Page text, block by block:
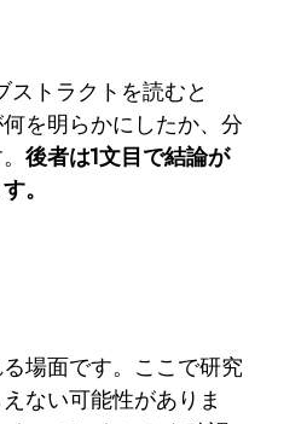
ストラクトを読むと
を明らかにしたか、分
後者は1文目で結論が
。
場面です。ここで研究
ない可能性がありま